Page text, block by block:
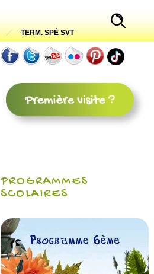
TERM. SPÉ SVT
PROGRAMMES
SCOLAIRES